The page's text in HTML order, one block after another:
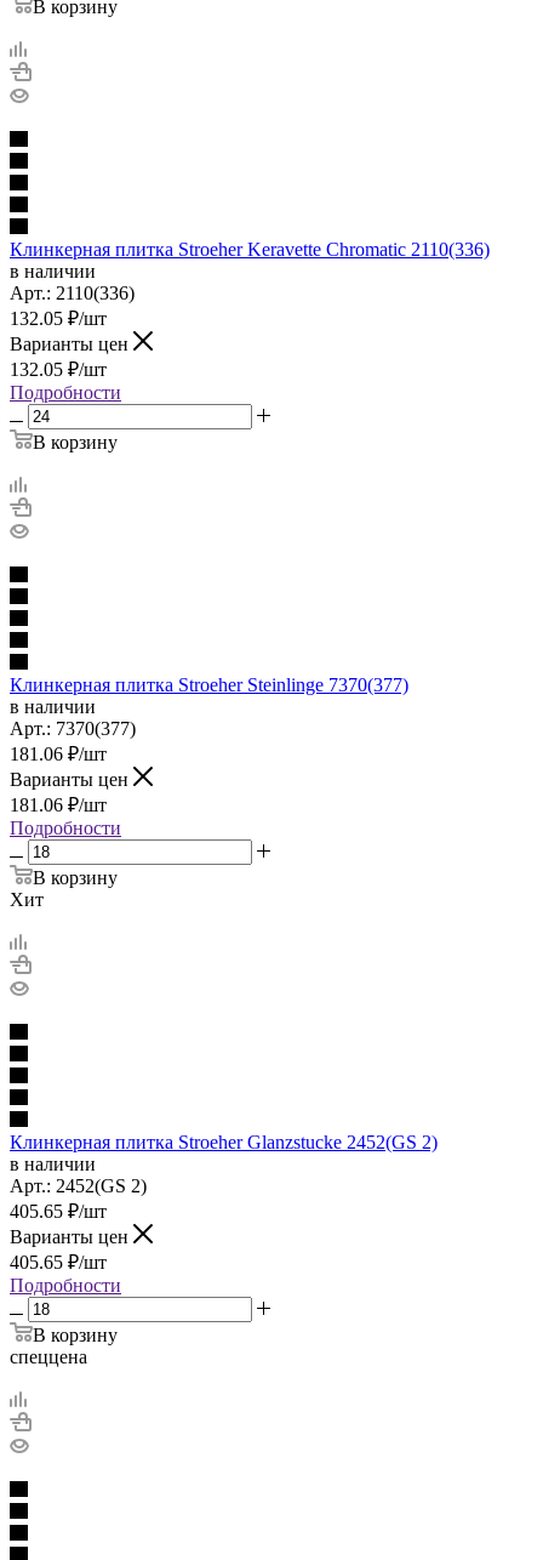
В корзину
Клинкерная плитка Stroeher Keravette Chromatic 2110(336)
в наличии
Арт.: 2110(336)
132.05 ₽/шт
Варианты цен
132.05 ₽/шт
Подробности
В корзину
Клинкерная плитка Stroeher Steinlinge 7370(377)
в наличии
Арт.: 7370(377)
181.06 ₽/шт
Варианты цен
181.06 ₽/шт
Подробности
В корзину
Хит
Клинкерная плитка Stroeher Glanzstucke 2452(GS 2)
в наличии
Арт.: 2452(GS 2)
405.65 ₽/шт
Варианты цен
405.65 ₽/шт
Подробности
В корзину
спеццена